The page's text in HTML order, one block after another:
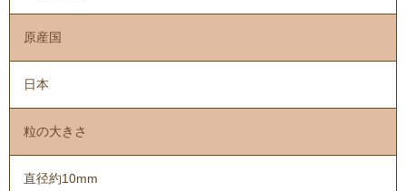
原産国
日本
粒の大きさ
直径約10mm